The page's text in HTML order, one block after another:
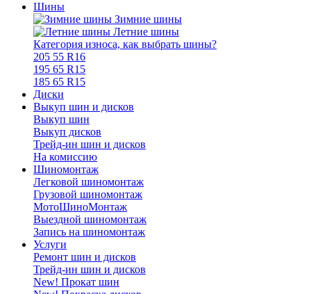
Шины
Зимние шины
Летние шины
Категория износа, как выбрать шины?
205 55 R16
195 65 R15
185 65 R15
Диски
Выкуп шин и дисков
Выкуп шин
Выкуп дисков
Трейд-ин шин и дисков
На комиссию
Шиномонтаж
Легковой шиномонтаж
Грузовой шиномонтаж
МотоШиноМонтаж
Выездной шиномонтаж
Запись на шиномонтаж
Услуги
Ремонт шин и дисков
Трейд-ин шин и дисков
New! Прокат шин